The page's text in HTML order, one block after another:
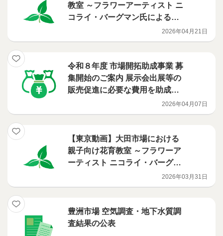
教室 ～フラワーアーティスト ニ
コライ・バーグマン氏によるフ
ラワーアレンジメント教室～
【Digest Movie】
2026年04月21日
令和８年度 市場開拓助成事業 募
集開始のご案内 展示会出展等の
販売促進に必要な費用を助成し
2026年04月07日
【東京動画】大田市場における
親子向け花育教室 ～フラワーア
ーティスト ニコライ・バーグマ
ン氏によるフラワーアレンジメ
ント教室～ 【Digest Movie】
2026年03月31日
豊洲市場 空気調査・地下水質調
査結果の公表